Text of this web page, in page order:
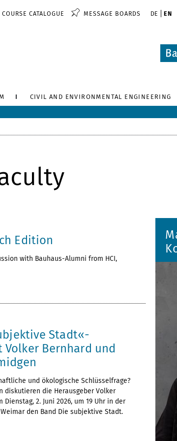
COURSE CATALOGUE MESSAGE BOARDS DE EN
CIVIL AND ENVIRONMENTAL ENGINEERING
Edition
with Bauhaus-Alumni from HCI,
Stadt«-
Bernhard und
und ökologische Schlüsselfrage?
diskutieren die Herausgeber Volker
2. Juni 2026, um 19 Uhr in der
den Band Die subjektive Stadt.